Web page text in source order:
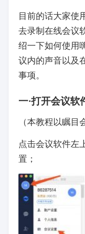
目前的话大家使
去录制在线会议
绍一下如何使用
议内的声音以及
事项。
一·打开会议软
（本教程以瞩目
点击会议软件左
置；